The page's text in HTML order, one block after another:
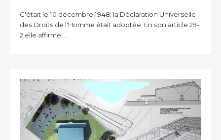
C'était le 10 décembre 1948: la Déclaration Universelle
des Droits de l'Homme était adoptée. En son article 29-
2 elle affirme: ...